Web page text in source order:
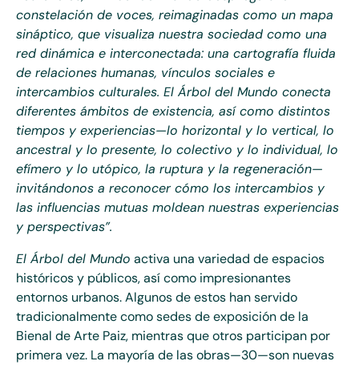
constelación de voces, reimaginadas como un mapa
sináptico, que visualiza nuestra sociedad como una
red dinámica e interconectada: una cartografía fluida
de relaciones humanas, vínculos sociales e
intercambios culturales. El Árbol del Mundo conecta
diferentes ámbitos de existencia, así como distintos
tiempos y experiencias—lo horizontal y lo vertical, lo
ancestral y lo presente, lo colectivo y lo individual, lo
efímero y lo utópico, la ruptura y la regeneración—
invitándonos a reconocer cómo los intercambios y
las influencias mutuas moldean nuestras experiencias
y perspectivas”.
El Árbol del Mundo activa una variedad de espacios
históricos y públicos, así como impresionantes
entornos urbanos. Algunos de estos han servido
tradicionalmente como sedes de exposición de la
Bienal de Arte Paiz, mientras que otros participan por
primera vez. La mayoría de las obras—30—son nuevas